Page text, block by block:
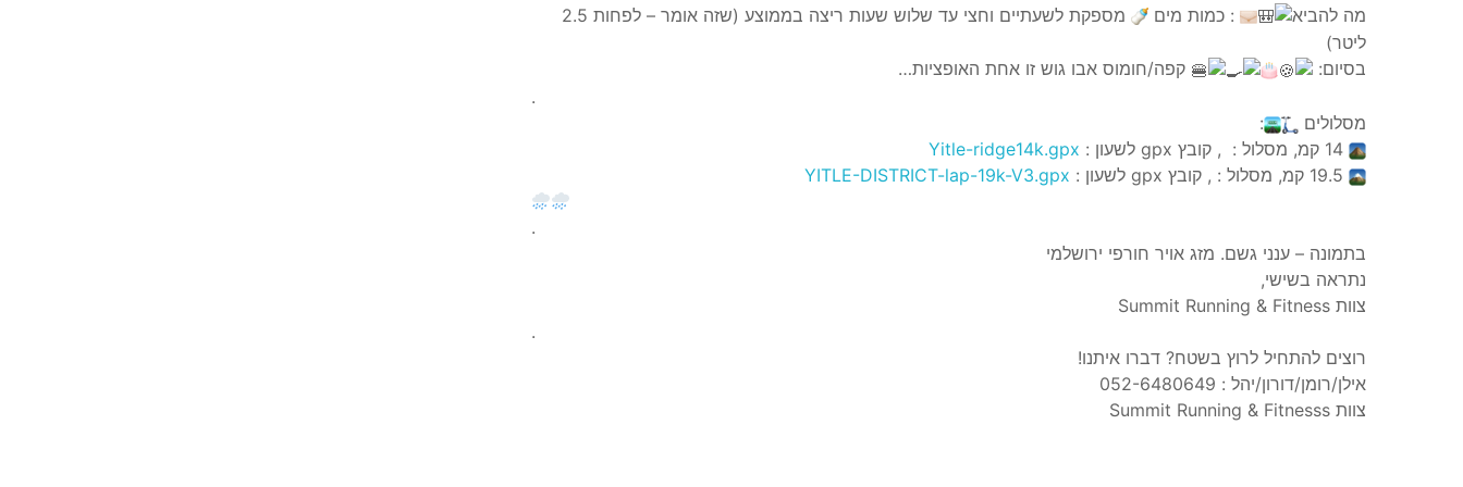
מה להביא : כמות מים
מספקת לשעתיים וחצי עד שלוש שעות ריצה בממוצע (שזה אומר – לפחות 2.5
ליטר)
בסיום:
קפה/חומוס אבו גוש זו אחת האופציות…
.
מסלולים
:
Yitle-ridge14k.gpx
YITLE-DISTRICT-lap-19k-V3.gpx
.
בתמונה – ענני גשם. מזג אויר חורפי ירושלמי
נתראה בשישי,
צוות Summit Running & Fitness
.
רוצים להתחיל לרוץ בשטח? דברו איתנו!
אילן/רומן/דורון/יהל : 052-6480649
צוות Summit Running & Fitnesss